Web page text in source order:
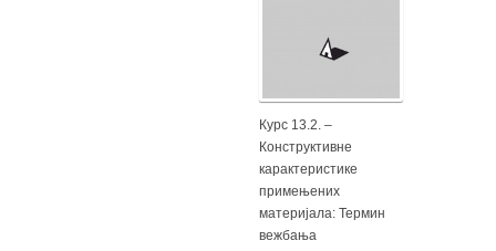
Курс 13.2. –
Конструктивне
карактеристике
примењених
материјала: Термин
вежбања